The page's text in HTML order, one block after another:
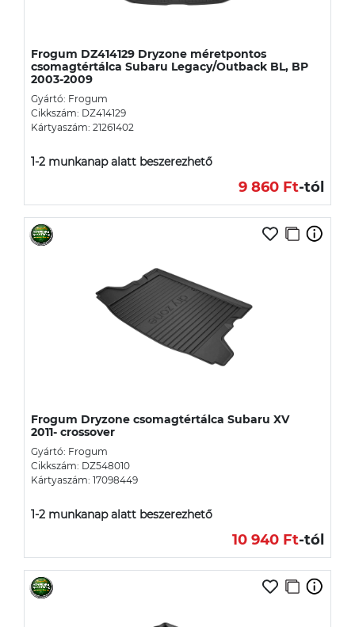
Frogum DZ414129 Dryzone méretpontos
csomagtértálca Subaru Legacy/Outback BL, BP
2003-2009
Gyártó: Frogum
Cikkszám: DZ414129
Kártyaszám: 21261402
1-2 munkanap alatt beszerezhető
9 860 Ft-tól
Frogum Dryzone csomagtértálca Subaru XV
2011- crossover
Gyártó: Frogum
Cikkszám: DZ548010
Kártyaszám: 17098449
1-2 munkanap alatt beszerezhető
10 940 Ft-tól